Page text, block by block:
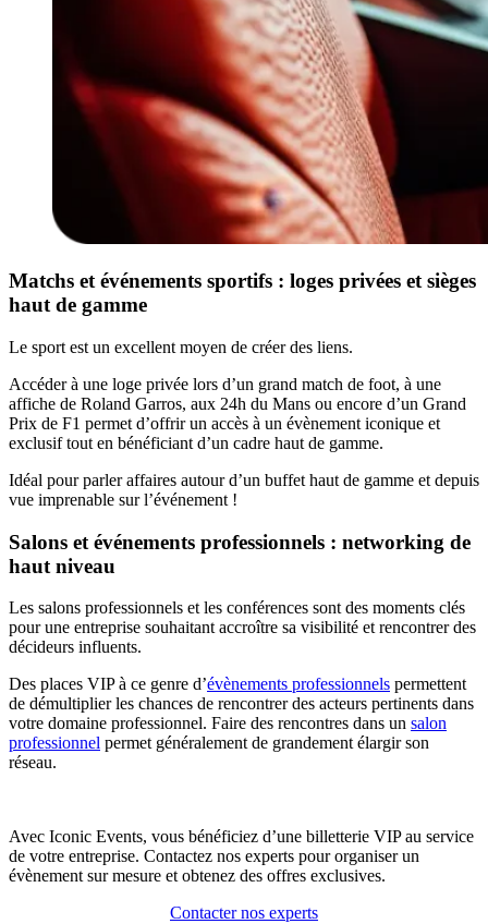
Matchs et événements sportifs : loges privées et sièges
haut de gamme
Le sport est un excellent moyen de créer des liens.
Accéder à une loge privée lors d’un grand match de foot, à une
affiche de Roland Garros, aux 24h du Mans ou encore d’un Grand
Prix de F1 permet d’offrir un accès à un évènement iconique et
exclusif tout en bénéficiant d’un cadre haut de gamme.
Idéal pour parler affaires autour d’un buffet haut de gamme et depuis
vue imprenable sur l’événement !
Salons et événements professionnels : networking de
haut niveau
Les salons professionnels et les conférences sont des moments clés
pour une entreprise souhaitant accroître sa visibilité et rencontrer des
décideurs influents.
Des places VIP à ce genre d’évènements professionnels permettent
de démultiplier les chances de rencontrer des acteurs pertinents dans
votre domaine professionnel. Faire des rencontres dans un salon
professionnel permet généralement de grandement élargir son
réseau.
Avec Iconic Events, vous bénéficiez d’une billetterie VIP au service
de votre entreprise. Contactez nos experts pour organiser un
évènement sur mesure et obtenez des offres exclusives.
Contacter nos experts